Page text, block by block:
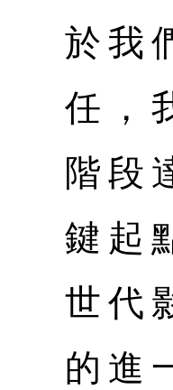
於我
任，
階段
鍵起
世代
的進